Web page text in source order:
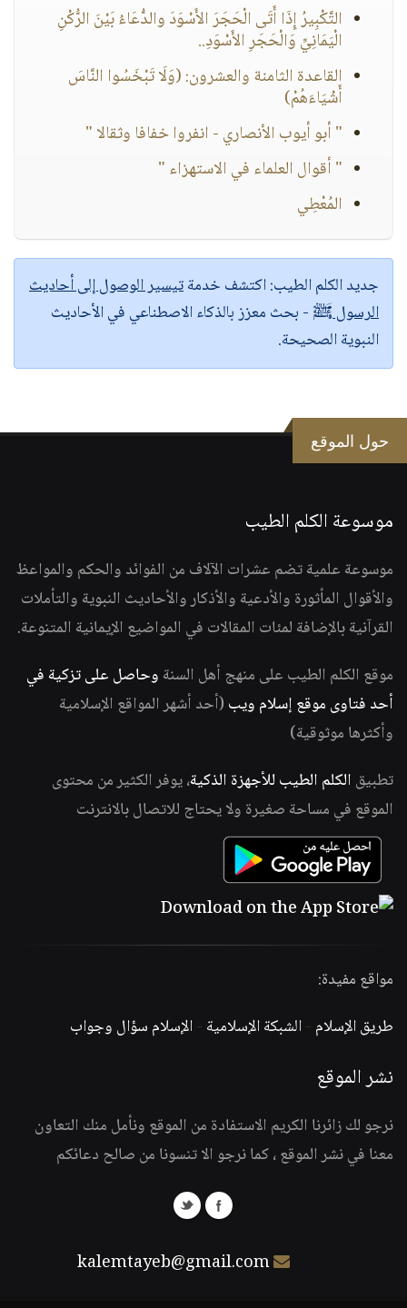
التَّكْبِيرُ إِذَا أَتَى الْحَجَرَ الأَسْوَدَ والدُّعَاءُ بَيْنَ الرُّكْنِ
الْيَمَانِيِّ وَالْحَجَرِ الأَسْوَدِ..
القاعدة الثامنة والعشرون: (وَلَا تَبْخَسُوا النَّاسَ
أَشْيَاءَهُمْ)
" أبو أيوب الأنصاري - انفروا خفافا وثقالا "
" أقوال العلماء في الاستهزاء "
المُعْطِي
جديد الكلم الطيب:اكتشف خدمةتيسير الوصول إلى أحاديث
الرسول ﷺ - بحث معزز بالذكاء الاصطناعي في الأحاديث
النبوية الصحيحة.
حول الموقع
موسوعة الكلم الطيب
موسوعة علمية تضم عشرات الآلاف من الفوائد والحكم والمواعظ
والأقوال المأثورة والأدعية والأذكار والأحاديث النبوية والتأملات
القرآنية بالإضافة لمئات المقالات في المواضيع الإيمانية المتنوعة.
موقع الكلم الطيب على منهج أهل السنة وحاصل على تزكية في
أحد فتاوى موقع إسلام ويب (أحد أشهر المواقع الإسلامية
وأكثرها موثوقية)
تطبيق الكلم الطيب للأجهزة الذكية، يوفر الكثير من محتوى
الموقع في مساحة صغيرة ولا يحتاج للاتصال بالانترنت
مواقع مفيدة:
طريق الإسلام -الشبكة الإسلامية -الإسلام سؤال وجواب
نشر الموقع
نرجو لك زائرنا الكريم الاستفادة من الموقع ونأمل منك التعاون
معنا في نشر الموقع ، كما نرجو الا تنسونا من صالح دعائكم
kalemtayeb@gmail.com